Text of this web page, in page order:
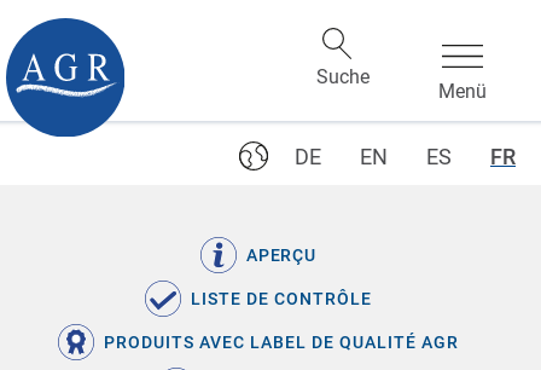
DE EN ES FR
APERÇU
LISTE DE CONTRÔLE
PRODUITS AVEC LABEL DE QUALITÉ AGR